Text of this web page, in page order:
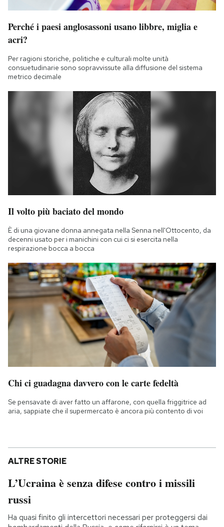
Perché i paesi anglosassoni usano libbre, miglia e
acri?
Per ragioni storiche, politiche e culturali molte unità
consuetudinarie sono sopravvissute alla diffusione del sistema
metrico decimale
Il volto più baciato del mondo
È di una giovane donna annegata nella Senna nell'Ottocento, da
decenni usato per i manichini con cui ci si esercita nella
respirazione bocca a bocca
Chi ci guadagna davvero con le carte fedeltà
Se pensavate di aver fatto un affarone, con quella friggitrice ad
aria, sappiate che il supermercato è ancora più contento di voi
ALTRE STORIE
L’Ucraina è senza difese contro i missili
russi
Ha quasi finito gli intercettori necessari per proteggersi dai